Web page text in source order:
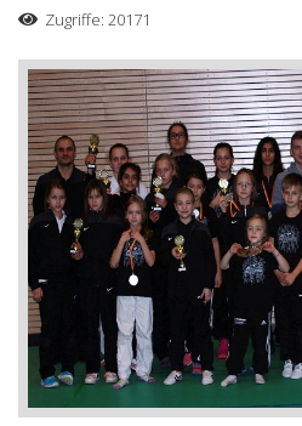
Zugriffe: 20171